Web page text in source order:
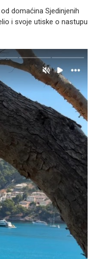
domaćina Sjedinjenih
i svoje utiske o nastupu